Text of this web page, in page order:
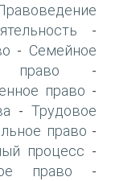
-
- Семейное
право -
право -
-Трудовое
право -
процесс -
право -